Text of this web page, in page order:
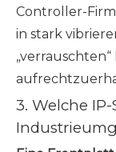
Controller-
in stark
3. Welche